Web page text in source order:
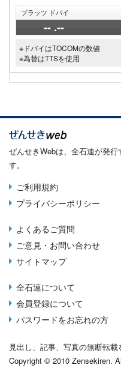
プラッツ ドバイ
-- .--
※ドバイはTOCOMの数値
※為替はTTSを使用
ぜんせきWebは、全石連が発
す。
Terms
menu
ご利用規約
プライバシーポリシー
Footer
menu
よくあるご質問
ご意見・お問い合わせ
サイトマップ
About
menu
全石連について
会員登録について
パスワードをお忘れの方
見出し、記事、写真の無断転載
Copyright © 2010 Zensekiren.